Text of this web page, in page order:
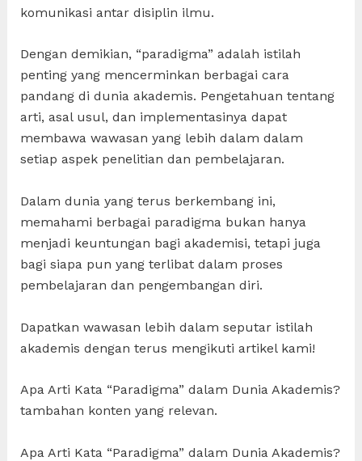
komunikasi antar disiplin ilmu.
Dengan demikian, “paradigma” adalah istilah
penting yang mencerminkan berbagai cara
pandang di dunia akademis. Pengetahuan tentang
arti, asal usul, dan implementasinya dapat
membawa wawasan yang lebih dalam dalam
setiap aspek penelitian dan pembelajaran.
Dalam dunia yang terus berkembang ini,
memahami berbagai paradigma bukan hanya
menjadi keuntungan bagi akademisi, tetapi juga
bagi siapa pun yang terlibat dalam proses
pembelajaran dan pengembangan diri.
Dapatkan wawasan lebih dalam seputar istilah
akademis dengan terus mengikuti artikel kami!
Apa Arti Kata “Paradigma” dalam Dunia Akademis?
tambahan konten yang relevan.
Apa Arti Kata “Paradigma” dalam Dunia Akademis?